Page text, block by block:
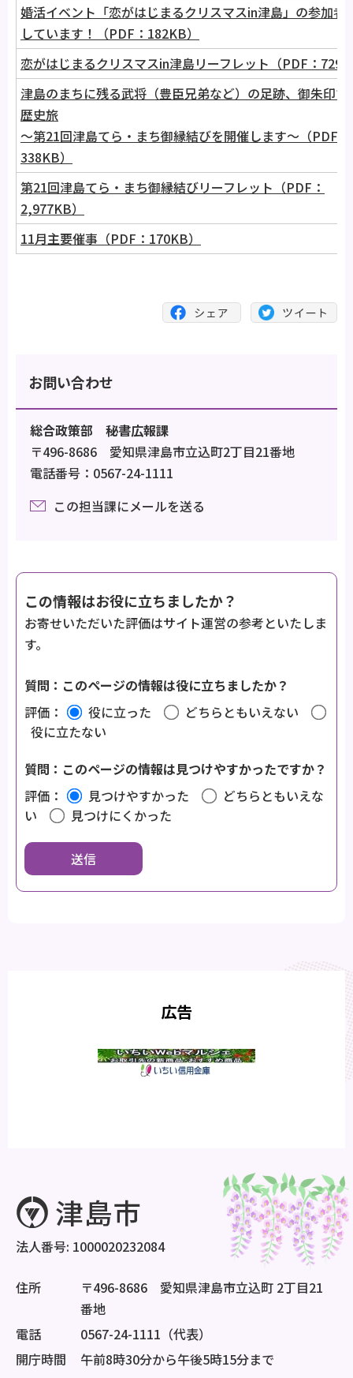
婚活イベント「恋がはじまるクリスマスin津島」の参加者
しています！（PDF：182KB）
恋がはじまるクリスマスin津島リーフレット（PDF：
津島のまちに残る武将（豊臣兄弟など）の足跡、御朱印で
歴史旅
～第21回津島てら・まち御縁結びを開催します～（PDF：
338KB）
第21回津島てら・まち御縁結びリーフレット（PDF：
2,977KB）
11月主要催事（PDF：170KB）
お問い合わせ
総合政策部 秘書広報課
〒496-8686 愛知県津島市立込町2丁目21番地
電話番号：0567-24-1111
この担当課にメールを送る
この情報はお役に立ちましたか？
お寄せいただいた評価はサイト運営の参考といたしま
す。
質問：このページの情報は役に立ちましたか？
評価：
役に立った
どちらともいえない
役に立たない
質問：このページの情報は見つけやすかったですか？
評価：
見つけやすかった
どちらともいえな
い
見つけにくかった
広告
法人番号: 1000020232084
住所
〒496-8686 愛知県津島市立込町 2丁目21
番地
電話
0567-24-1111（代表）
開庁時間
午前8時30分から午後5時15分まで